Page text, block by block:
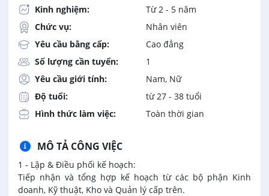
Kinh nghiệm:
Từ 2 - 5 năm
Chức vụ:
Nhân viên
Yêu cầu bằng cấp:
Cao đẳng
Số lượng cần tuyển:
1
Yêu cầu giới tính:
Nam, Nữ
Độ tuổi:
từ 27 - 38 tuổi
Hình thức làm việc:
Toàn thời gian
MÔ TẢ CÔNG VIỆC
1 - Lập & Điều phối kế hoạch:
Tiếp nhận và tổng hợp kế hoạch từ các bộ phận Kinh
doanh, Kỹ thuật, Kho và Quản lý cấp trên.